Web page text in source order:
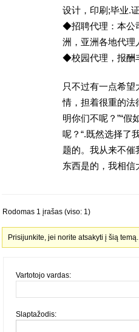
设计，印刷;毕业.
◆招聘代理：本公
洲，亚洲各地代理
◆校园代理，报酬
只不过有一点希
情，担着很重的法
明你们不呢？”“假
呢？“.既然选择了
题的。我从来不催
东西是的，我相信
Rodomas 1 įrašas (viso: 1)
Prisijunkite, jei norite atsakyti į šią temą.
Vartotojo vardas:
Slaptažodis: